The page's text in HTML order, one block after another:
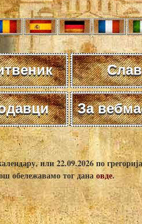
За
или 22.09.2026 по
обележавамо тог данаовде.